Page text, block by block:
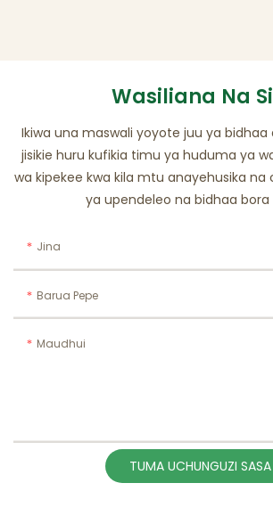
Wasiliana Na
Ikiwa una maswali yoyote juu ya
jisikie huru kufikia timu ya huduma ya
wa kipekee kwa kila mtu anayehusika
ya upendeleo na bidhaa bora
Jina
Barua Pepe
Maudhui
TUMA UCHUNGUZI SASA